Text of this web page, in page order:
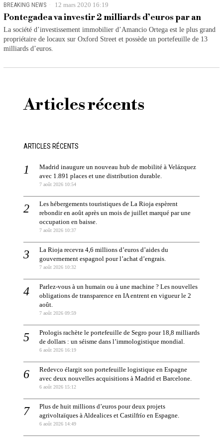
BREAKING NEWS 12 mars 2020 16:19
Pontegadea va investir 2 milliards d’euros par an
La société d’investissement immobilier d’Amancio Ortega est le plus grand
propriétaire de locaux sur Oxford Street et possède un portefeuille de 13
milliards d’euros.
Articles récents
ARTICLES RÉCENTS
Madrid inaugure un nouveau hub de mobilité à Velázquez
avec 1.891 places et une distribution durable.
7 août 2026 10:54
Les hébergements touristiques de La Rioja espèrent
rebondir en août après un mois de juillet marqué par une
occupation en baisse.
7 août 2026 10:37
La Rioja recevra 4,6 millions d’euros d’aides du
gouvernement espagnol pour l’achat d’engrais.
7 août 2026 10:32
Parlez-vous à un humain ou à une machine ? Les nouvelles
obligations de transparence en IA entrent en vigueur le 2
août.
7 août 2026 09:59
Prologis rachète le portefeuille de Segro pour 18,8 milliards
de dollars : un séisme dans l’immologistique mondial.
6 août 2026 16:19
Redevco élargit son portefeuille logistique en Espagne
avec deux nouvelles acquisitions à Madrid et Barcelone.
6 août 2026 15:12
Plus de huit millions d’euros pour deux projets
agrivoltaïques à Aldealices et Castilfrío en Espagne.
6 août 2026 14:49